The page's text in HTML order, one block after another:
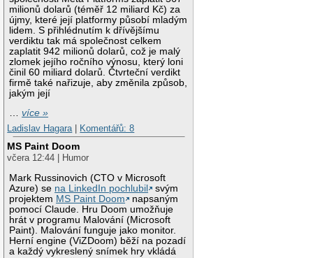
milionů dolarů (téměř 12 miliard Kč) za
újmy, které její platformy působí mladým
lidem. S přihlédnutím k dřívějšímu
verdiktu tak má společnost celkem
zaplatit 942 milionů dolarů, což je malý
zlomek jejího ročního výnosu, který loni
činil 60 miliard dolarů. Čtvrteční verdikt
firmě také nařizuje, aby změnila způsob,
jakým její
…více »
Ladislav Hagara
Komentářů: 8
MS Paint Doom
včera 12:44 | Humor
Mark Russinovich (CTO v Microsoft
Azure) se na LinkedIn pochlubil
svým
projektem MS Paint Doom
napsaným
pomocí Claude. Hru Doom umožňuje
hrát v programu Malování (Microsoft
Paint). Malování funguje jako monitor.
Herní engine (ViZDoom) běží na pozadí
a každý vykreslený snímek hry vkládá